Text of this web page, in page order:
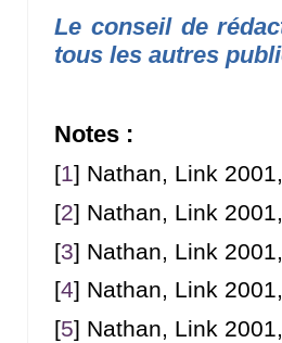
Le conseil de
tous les autres
Notes :
[1] Nathan, Link
[2] Nathan, Link
[3] Nathan, Link
[4] Nathan, Link
[5] Nathan, Link